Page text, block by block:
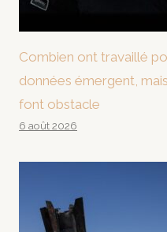
Combien ont travaillé
données émergent,
font obstacle
6 août 2026